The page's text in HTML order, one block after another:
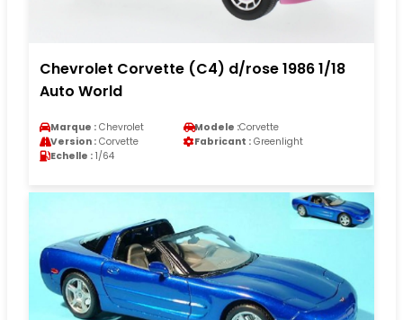
Chevrolet Corvette (C4) d/rose 1986 1/18
Auto World
Marque : Chevrolet Modele :Corvette
Version : Corvette Fabricant : Greenlight
Echelle : 1/64